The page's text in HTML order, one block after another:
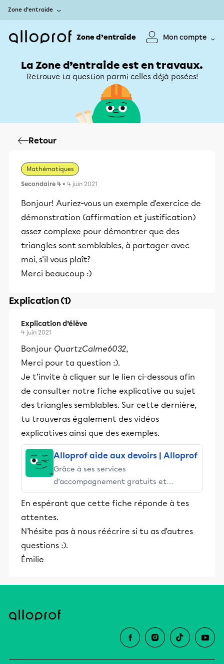
Zone d’entraide
Zone d’entraide Mon compte
La Zone d’entraide est en travaux.
Retrouve ta question parmi celles déjà posées!
Retour
Mathématiques
Secondaire 4 • 4 juin 2021
Bonjour! Auriez-vous un exemple d'exercice de
démonstration (affirmation et justification)
assez complexe pour démontrer que des
triangles sont semblables, à partager avec
moi, s'il vous plaît?
Merci beaucoup :)
Explication (1)
Explication d’élève
4 juin 2021
Bonjour QuartzCalme6032,
Merci pour ta question :).
Je t’invite à cliquer sur le lien ci-dessous afin
de consulter notre fiche explicative au sujet
des triangles semblables. Sur cette dernière,
tu trouveras également des vidéos
explicatives ainsi que des exemples.
Alloprof aide aux devoirs | Alloprof
Grâce à ses services
d’accompagnement gratuits et
stimulants, Alloprof engage les élèves
et leurs parents dans la réussite
éducative.
En espérant que cette fiche réponde à tes
attentes.
N’hésite pas à nous réécrire si tu as d’autres
questions :).
Émilie